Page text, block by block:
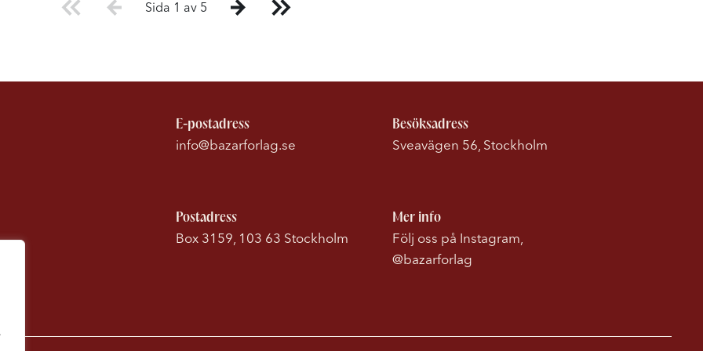
Sida 1 av 5
E-postadress
info@bazarforlag.se
Besöksadress
Sveavägen 56, Stockholm
Postadress
Box 3159, 103 63 Stockholm
Mer info
Följ oss på Instagram,
@bazarforlag